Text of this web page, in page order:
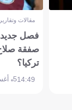
مقالات
فصل جديد
صفقة
تركيا؟
14:495 أغسطس 2026